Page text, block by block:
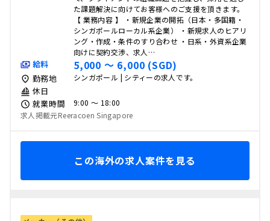
た課題解決に向けてお客様へのご支援を頂きます。
【 業務内容 】 ・新規企業の開拓（日本・多国籍・
シンガポールローカル系企業） ・新規求人のヒアリ
ング・作成・条件のすり合わせ ・日系・外資系企業
向けに契約交渉、求人…
給料 5,000 〜 6,000 (SGD)
勤務地 シンガポール | シティーの求人です。
休日
就業時間
9:00 〜 18:00
求人掲載元Reeracoen Singapore
この海外の求人案件を見る